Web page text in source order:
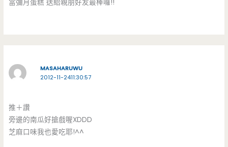
當彌月蛋糕 送給親朋好友最棒囉!!
MASAHARUWU
2012-11-2411:30:57
推＋讚
旁邊的南瓜好搶戲喔XDDD
芝麻口味我也愛吃耶!^^